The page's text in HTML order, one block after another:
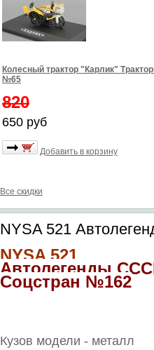
Колесный трактор "Карлик"
№65
820
650 руб
Добавить в корзину
Все скидки
NYSA 521
NYSA 521
Автолегенды
Соцстран №162
Кузов модели - металл